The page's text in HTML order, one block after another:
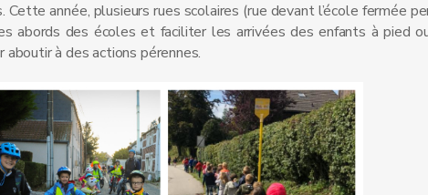
année, plusieurs rues scolaires (rue devant l’école fermée
des écoles et faciliter les arrivées des enfants à pied
à des actions pérennes.